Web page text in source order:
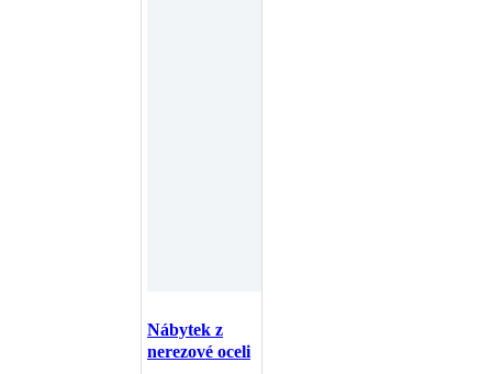
Nábytek z
nerezové oceli